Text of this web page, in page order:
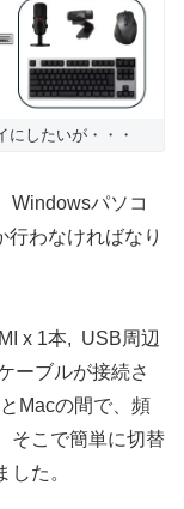
にしたいが・・・
Windowsパソコ
わなければなり
x 1本, USB周辺
ーブルが接続さ
Macの間で、頻
そこで簡単に切替
た。